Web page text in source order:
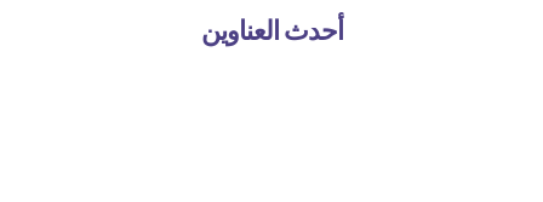
أحدث العناوين